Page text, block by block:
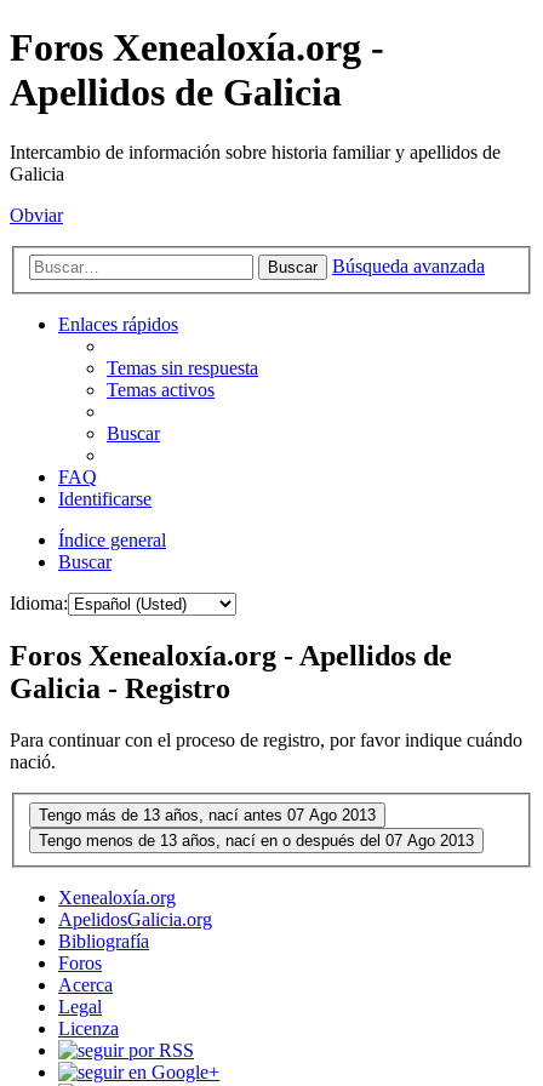
Foros Xenealoxía.org -
Apellidos de Galicia
Intercambio de información sobre historia familiar y apellidos de
Galicia
Obviar
Buscar Búsqueda avanzada
Enlaces rápidos
Temas sin respuesta
Temas activos
Buscar
FAQ
Identificarse
Índice general
Buscar
Idioma:
Foros Xenealoxía.org - Apellidos de
Galicia - Registro
Para continuar con el proceso de registro, por favor indique cuándo
nació.
Xenealoxía.org
ApelidosGalicia.org
Bibliografía
Foros
Acerca
Legal
Licenza